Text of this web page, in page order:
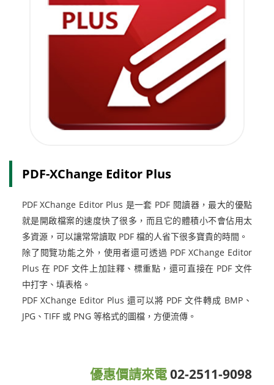
PDF-XChange Editor Plus
PDF XChange Editor Plus 是一套 PDF 閱讀器，最大的優點
就是開啟檔案的速度快了很多，而且它的體積小不會佔用太
多資源，可以讓常常讀取 PDF 檔的人省下很多寶貴的時間。
除了閱覽功能之外，使用者還可透過 PDF XChange Editor
Plus 在 PDF 文件上加註釋、標重點，還可直接在 PDF 文件
中打字、填表格。
PDF XChange Editor Plus 還可以將 PDF 文件轉成 BMP、
JPG、TIFF 或 PNG 等格式的圖檔，方便流傳。
優惠價請來電02-2511-9098